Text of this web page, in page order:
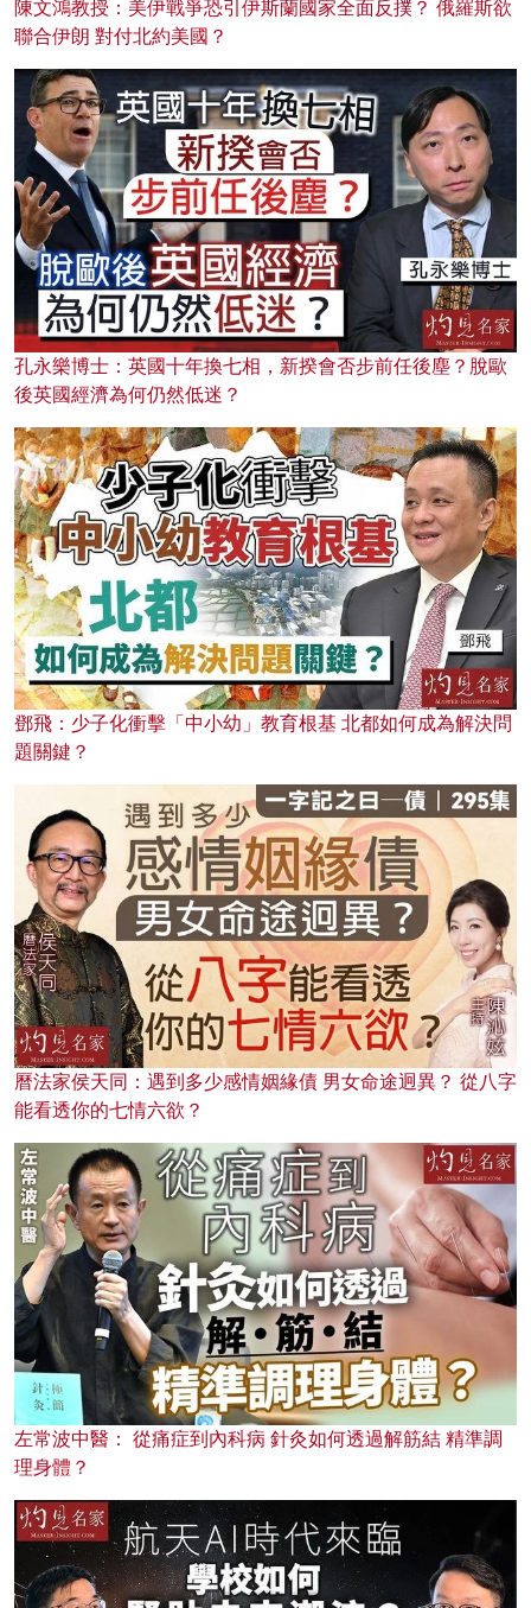
陳文鴻教授：美伊戰爭恐引伊斯蘭國家全面反撲？ 俄羅斯欲
聯合伊朗 對付北約美國？
孔永樂博士：英國十年換七相，新揆會否步前任後塵？脫歐
後英國經濟為何仍然低迷？
鄧飛：少子化衝擊「中小幼」教育根基 北都如何成為解決問
題關鍵？
曆法家侯天同：遇到多少感情姻緣債 男女命途迥異？ 從八字
能看透你的七情六欲？
左常波中醫： 從痛症到內科病 針灸如何透過解筋結 精準調
理身體？